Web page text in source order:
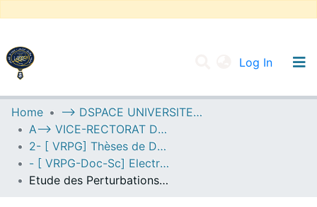
Log In
UNIVERSITY OF D.L SIDI BEL ABBES
Communities & Collections
All of DSpace
Statistics
Home
--> DSPACE UNIVERSITE DJILALLI LIABES DE SIDI BEL ABBES
A--> VICE-RECTORAT DE LA POST-GRADUATION
2- [ VRPG] Thèses de Doctorat en Sciences
- [ VRPG-Doc-Sc] Electrotechnique --- كهروتقني
Etude des Perturbations Electromagnétiques Conduites dans un Réseau Constitué de Convertisseurs Statiques DC/DC